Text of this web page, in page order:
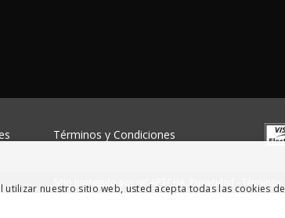
Términos y Condiciones
Sitio protegido por reCAPTCHA. Privacidad Términos
nuestro sitio web, usted acepta todas las cookies de